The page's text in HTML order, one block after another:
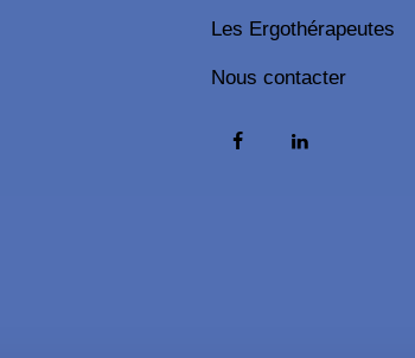
Les Ergothérapeutes
Nous contacter